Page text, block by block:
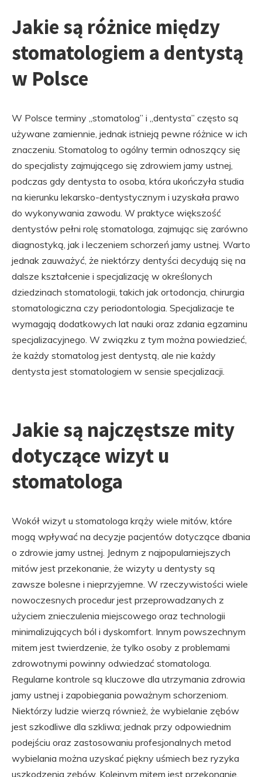
Jakie są różnice między
stomatologiem a dentystą
w Polsce
W Polsce terminy „stomatolog” i „dentysta” często są
używane zamiennie, jednak istnieją pewne różnice w ich
znaczeniu. Stomatolog to ogólny termin odnoszący się
do specjalisty zajmującego się zdrowiem jamy ustnej,
podczas gdy dentysta to osoba, która ukończyła studia
na kierunku lekarsko-dentystycznym i uzyskała prawo
do wykonywania zawodu. W praktyce większość
dentystów pełni rolę stomatologa, zajmując się zarówno
diagnostyką, jak i leczeniem schorzeń jamy ustnej. Warto
jednak zauważyć, że niektórzy dentyści decydują się na
dalsze kształcenie i specjalizację w określonych
dziedzinach stomatologii, takich jak ortodoncja, chirurgia
stomatologiczna czy periodontologia. Specjalizacje te
wymagają dodatkowych lat nauki oraz zdania egzaminu
specjalizacyjnego. W związku z tym można powiedzieć,
że każdy stomatolog jest dentystą, ale nie każdy
dentysta jest stomatologiem w sensie specjalizacji.
Jakie są najczęstsze mity
dotyczące wizyt u
stomatologa
Wokół wizyt u stomatologa krąży wiele mitów, które
mogą wpływać na decyzje pacjentów dotyczące dbania
o zdrowie jamy ustnej. Jednym z najpopularniejszych
mitów jest przekonanie, że wizyty u dentysty są
zawsze bolesne i nieprzyjemne. W rzeczywistości wiele
nowoczesnych procedur jest przeprowadzanych z
użyciem znieczulenia miejscowego oraz technologii
minimalizujących ból i dyskomfort. Innym powszechnym
mitem jest twierdzenie, że tylko osoby z problemami
zdrowotnymi powinny odwiedzać stomatologa.
Regularne kontrole są kluczowe dla utrzymania zdrowia
jamy ustnej i zapobiegania poważnym schorzeniom.
Niektórzy ludzie wierzą również, że wybielanie zębów
jest szkodliwe dla szkliwa; jednak przy odpowiednim
podejściu oraz zastosowaniu profesjonalnych metod
wybielania można uzyskać piękny uśmiech bez ryzyka
uszkodzenia zębów. Kolejnym mitem jest przekonanie,